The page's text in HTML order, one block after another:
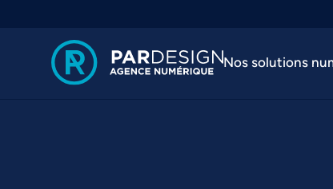
Nos solutions